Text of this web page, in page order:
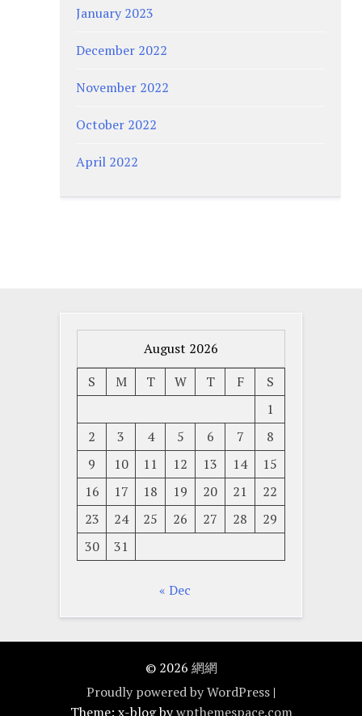
January 2023
December 2022
November 2022
October 2022
April 2022
August 2026
S
M T W T F
S
1
2
3 4 5 6 7
8
9
10 11 12 13 14
15
16
17 18 19 20 21
22
23
24 25 26 27 28
29
30
31
« Dec
© 2026 網網
Proudly powered by WordPress |
Theme: x-blog bywpthemespace.com